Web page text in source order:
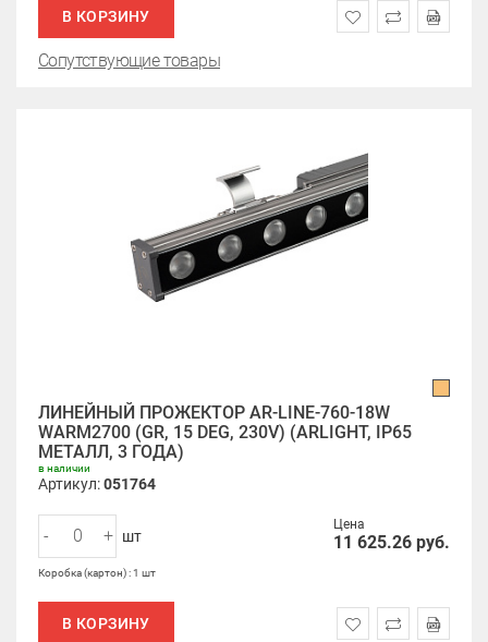
В КОРЗИНУ
Сопутствующие товары
ЛИНЕЙНЫЙ ПРОЖЕКТОР AR-LINE-760-18W
WARM2700 (GR, 15 DEG, 230V) (ARLIGHT, IP65
МЕТАЛЛ, 3 ГОДА)
в наличии
Артикул:051764
Цена
11 625.26 руб.
- + шт
Коробка (картон) : 1 шт
В КОРЗИНУ